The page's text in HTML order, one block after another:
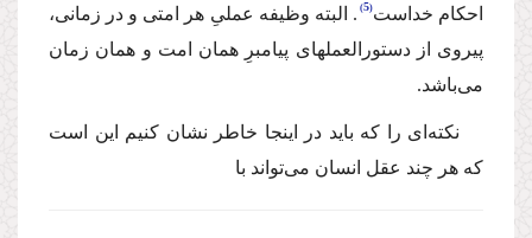
احكام خداست 5 . البته وظیفه عملىِ هر امتى و در زمانى،
پیروى از دستورالعملهاى پیامبرِ همان امت و همان زمان
مى‌باشد.
نكته‌اى را كه باید در اینجا خاطر نشان كنیم این است
كه هر چند عقل انسان مى‌تواند با